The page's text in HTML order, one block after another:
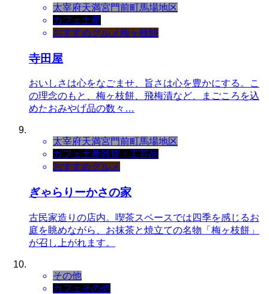
太宰府天満宮門前町馬場地区
カフェ 土産
おすすめグルメ梅ヶ枝餅
寺田屋
おいしさは心をなごませ、旨さは心を豊かにする。こ
の理念のもと、梅ヶ枝餅、飛梅漬など、まごころを込
めたおみやげ品の数々…
太宰府天満宮門前町馬場地区
カフェ 土産雑貨・工芸品
おすすめグルメ
ぎゃらりーかさの家
古民家造りの店内。喫茶スペースでは四季を感じるお
庭を眺めながら、お抹茶と焼立ての名物「梅ヶ枝餅」
が召し上がれます。
その他
カフェ その他